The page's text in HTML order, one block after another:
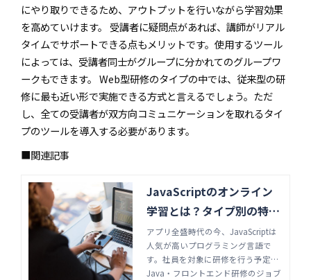
にやり取りできるため、アウトプットを行いながら学習効果
を高めていけます。 受講者に疑問点があれば、講師がリアル
タイムでサポートできる点もメリットです。使用するツール
によっては、受講者同士がグループに分かれてのグループワ
ークもできます。 Web型研修のタイプの中では、従来型の研
修に最も近い形で実施できる方式と言えるでしょう。ただ
し、全ての受講者が双方向コミュニケーションを取れるタイ
プのツールを導入する必要があります。
■関連記事
JavaScriptのオンライン
学習とは？タイプ別の特徴
や選び方を解説 | Java・フ
ロントエンド研修のジョブ
サポート
アプリ全盛時代の今、JavaScriptは
人気が高いプログラミング言語で
す。社員を対象に研修を行う予定が
あるなら、メリットの多いオンライ
Java・フロントエンド研修のジョブ